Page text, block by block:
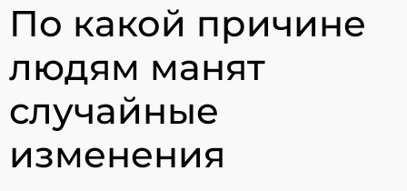
По какой причине
людям манят
случайные
изменения